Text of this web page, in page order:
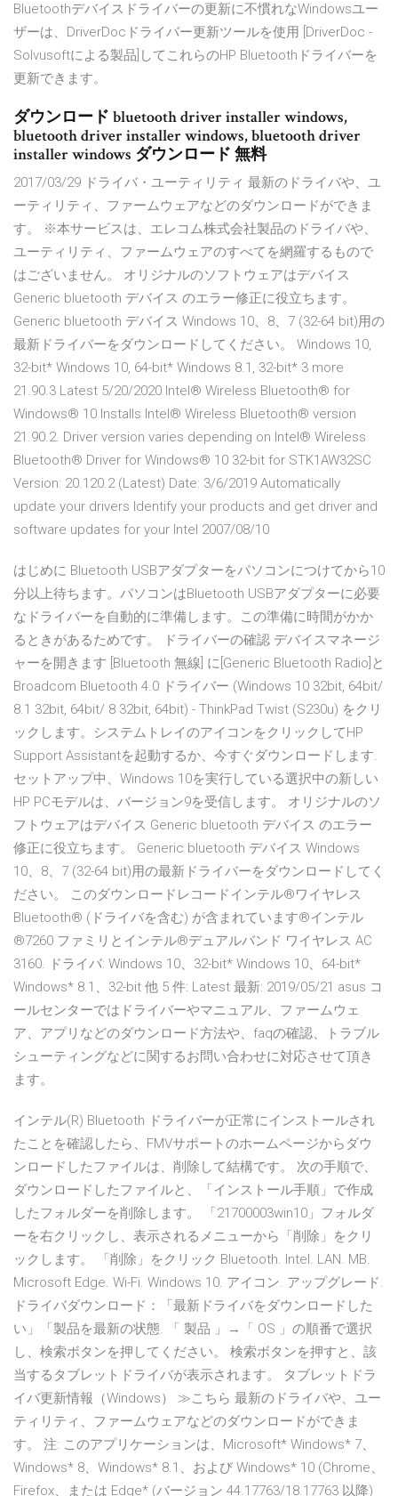
Bluetoothデバイスドライバーの更新に不慣れなWindowsユー
ザーは、DriverDocドライバー更新ツールを使用 [DriverDoc -
Solvusoftによる製品]してこれらのHP Bluetoothドライバーを
更新できます。
ダウンロード bluetooth driver installer windows,
bluetooth driver installer windows, bluetooth driver
installer windows ダウンロード 無料
2017/03/29 ドライバ・ユーティリティ 最新のドライバや、ユ
ーティリティ、ファームウェアなどのダウンロードができま
す。 ※本サービスは、エレコム株式会社製品のドライバや、
ユーティリティ、ファームウェアのすべてを網羅するもので
はございません。 オリジナルのソフトウェアはデバイス
Generic bluetooth デバイス のエラー修正に役立ちます。
Generic bluetooth デバイス Windows 10、8、7 (32-64 bit)用の
最新ドライバーをダウンロードしてください。 Windows 10,
32-bit* Windows 10, 64-bit* Windows 8.1, 32-bit* 3 more
21.90.3 Latest 5/20/2020 Intel® Wireless Bluetooth® for
Windows® 10 Installs Intel® Wireless Bluetooth® version
21.90.2. Driver version varies depending on Intel® Wireless
Bluetooth® Driver for Windows® 10 32-bit for STK1AW32SC
Version: 20.120.2 (Latest) Date: 3/6/2019 Automatically
update your drivers Identify your products and get driver and
software updates for your Intel 2007/08/10
はじめに Bluetooth USBアダプターをパソコンにつけてから10
分以上待ちます。パソコンはBluetooth USBアダプターに必要
なドライバーを自動的に準備します。この準備に時間がかか
るときがあるためです。 ドライバーの確認 デバイスマネージ
ャーを開きます [Bluetooth 無線] に[Generic Bluetooth Radio]と
Broadcom Bluetooth 4.0 ドライバー (Windows 10 32bit, 64bit/
8.1 32bit, 64bit/ 8 32bit, 64bit) - ThinkPad Twist (S230u) をクリ
ックします。システムトレイのアイコンをクリックしてHP
Support Assistantを起動するか、今すぐダウンロードします.
セットアップ中、Windows 10を実行している選択中の新しい
HP PCモデルは、バージョン9を受信します。 オリジナルのソ
フトウェアはデバイス Generic bluetooth デバイス のエラー
修正に役立ちます。 Generic bluetooth デバイス Windows
10、8、7 (32-64 bit)用の最新ドライバーをダウンロードしてく
ださい。 このダウンロードレコードインテル®ワイヤレス
Bluetooth® (ドライバを含む) が含まれています®インテル
®7260 ファミリとインテル®デュアルバンド ワイヤレス AC
3160. ドライバ: Windows 10、32-bit* Windows 10、64-bit*
Windows* 8.1、32-bit 他 5 件: Latest 最新: 2019/05/21 asus コ
ールセンターではドライバーやマニュアル、ファームウェ
ア、アプリなどのダウンロード方法や、faqの確認、トラブル
シューティングなどに関するお問い合わせに対応させて頂き
ます。
インテル(R) Bluetooth ドライバーが正常にインストールされ
たことを確認したら、FMVサポートのホームページからダウ
ンロードしたファイルは、削除して結構です。 次の手順で、
ダウンロードしたファイルと、「インストール手順」で作成
したフォルダーを削除します。 「21700003win10」フォルダ
ーを右クリックし、表示されるメニューから「削除」をクリ
ックします。 「削除」をクリック Bluetooth. Intel. LAN. MB.
Microsoft Edge. Wi-Fi. Windows 10. アイコン. アップグレード.
ドライバダウンロード：「最新ドライバをダウンロードした
い」「製品を最新の状態. 「 製品 」→「 OS 」の順番で選択
し、検索ボタンを押してください。 検索ボタンを押すと、該
当するタブレットドライバが表示されます。 タブレットドラ
イバ更新情報（Windows） ≫こちら 最新のドライバや、ユー
ティリティ、ファームウェアなどのダウンロードができま
す。 注: このアプリケーションは、Microsoft* Windows* 7、
Windows* 8、Windows* 8.1、および Windows* 10 (Chrome、
Firefox、または Edge* (バージョン 44.17763/18.17763 以降)